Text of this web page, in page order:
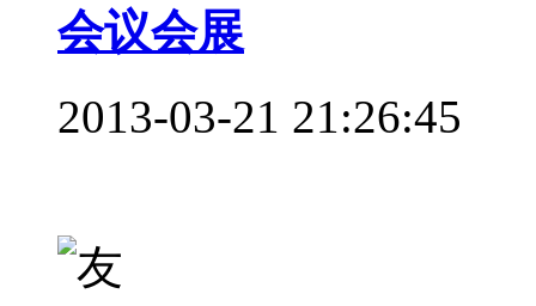
会议会展
2013-03-21 21:26:45